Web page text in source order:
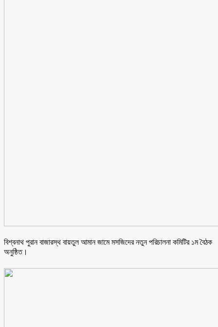
বিশ্বনাথ পুরান বাজারস্থ বায়তুল আমান জামে মসজিদের নতুন পরিচালনা কমিটির ১ম বৈঠক
অনুষ্ঠিত।